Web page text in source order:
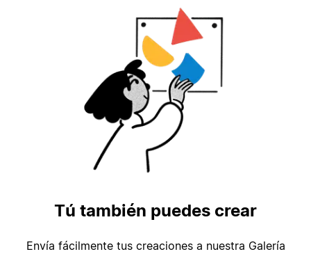
Tú también puedes crear
Envía fácilmente tus creaciones a nuestra Galería